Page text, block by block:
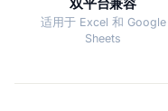
双平台兼容
适用于 Excel 和 Google
Sheets